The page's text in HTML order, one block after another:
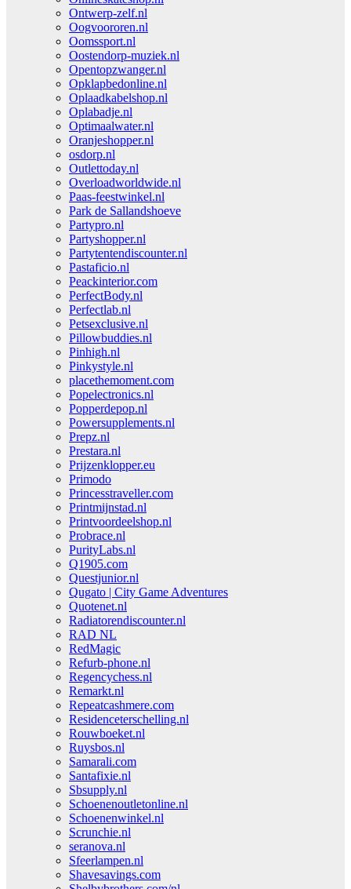
Ontwerp-zelf.nl
Oogvoororen.nl
Oomssport.nl
Oostendorp-muziek.nl
Opentopzwanger.nl
Opklapbedonline.nl
Oplaadkabelshop.nl
Oplabadje.nl
Optimaalwater.nl
Oranjeshopper.nl
osdorp.nl
Outlettoday.nl
Overloadworldwide.nl
Paas-feestwinkel.nl
Park de Sallandshoeve
Partypro.nl
Partyshopper.nl
Partytentendiscounter.nl
Pastaficio.nl
Peackinterior.com
PerfectBody.nl
Perfectlab.nl
Petsexclusive.nl
Pillowbuddies.nl
Pinhigh.nl
Pinkystyle.nl
placethemoment.com
Popelectronics.nl
Popperdepop.nl
Powersupplements.nl
Prepz.nl
Prestara.nl
Prijzenklopper.eu
Primodo
Princesstraveller.com
Printmijnstad.nl
Printvoordeelshop.nl
Probrace.nl
PurityLabs.nl
Q1905.com
Questjunior.nl
Qugato | City Game Adventures
Quotenet.nl
Radiatorendiscounter.nl
RAD NL
RedMagic
Refurb-phone.nl
Regencychess.nl
Remarkt.nl
Repeatcashmere.com
Residenceterschelling.nl
Rouwboeket.nl
Ruysbos.nl
Samarali.com
Santafixie.nl
Sbsupply.nl
Schoenenoutletonline.nl
Schoenenwinkel.nl
Scrunchie.nl
seranova.nl
Sfeerlampen.nl
Shavesavings.com